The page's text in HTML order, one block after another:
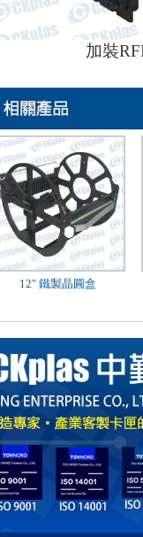
加裝
12" 鐵製晶圓盒